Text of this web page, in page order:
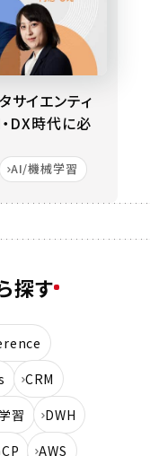
サイエンティ
DX時代に必
AI/機械学習
探す
CRM
習
DWH
AWS